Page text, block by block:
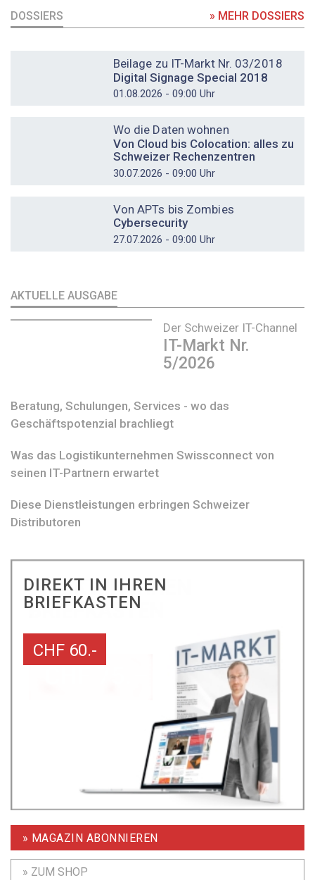
DOSSIERS » MEHR DOSSIERS
Beilage zu IT-Markt Nr. 03/2018
Digital Signage Special 2018
01.08.2026 - 09:00 Uhr
Wo die Daten wohnen
Von Cloud bis Colocation: alles zu
Schweizer Rechenzentren
30.07.2026 - 09:00 Uhr
Von APTs bis Zombies
Cybersecurity
27.07.2026 - 09:00 Uhr
AKTUELLE AUSGABE
Der Schweizer IT-Channel
IT-Markt Nr.
5/2026
Beratung, Schulungen, Services - wo das
Geschäftspotenzial brachliegt
Was das Logistikunternehmen Swissconnect von
seinen IT-Partnern erwartet
Diese Dienstleistungen erbringen Schweizer
Distributoren
DIREKT IN IHREN
BRIEFKASTEN
CHF 60.-
» MAGAZIN ABONNIEREN
» ZUM SHOP